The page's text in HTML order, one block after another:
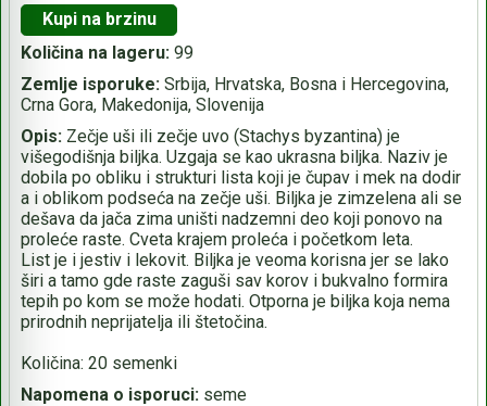
Kupi na brzinu
Količina na lageru: 99
Zemlje isporuke: Srbija, Hrvatska, Bosna i Hercegovina,
Crna Gora, Makedonija, Slovenija
Opis: Zečje uši ili zečje uvo (Stachys byzantina) je
višegodišnja biljka. Uzgaja se kao ukrasna biljka. Naziv je
dobila po obliku i strukturi lista koji je čupav i mek na dodir
a i oblikom podseća na zečje uši. Biljka je zimzelena ali se
dešava da jača zima uništi nadzemni deo koji ponovo na
proleće raste. Cveta krajem proleća i početkom leta.
List je i jestiv i lekovit. Biljka je veoma korisna jer se lako
širi a tamo gde raste zaguši sav korov i bukvalno formira
tepih po kom se može hodati. Otporna je biljka koja nema
prirodnih neprijatelja ili štetočina.
Količina: 20 semenki
Napomena o isporuci: seme